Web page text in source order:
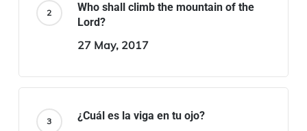
Who shall climb the mountain of the
Lord?
27 May, 2017
¿Cuál es la viga en tu ojo?